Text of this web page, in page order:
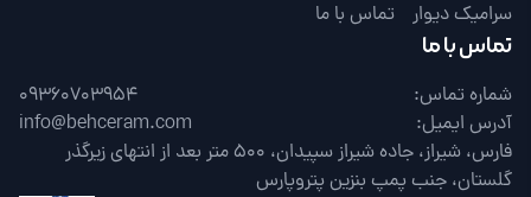
سرامیک دیوار
تماس با ما
تماس با ما
شماره تماس:
09360703954
آدرس ایمیل:
info@behceram.com
فارس، شیراز، جاده شیراز سپیدان، 500 متر بعد از انتهای زیرگذر
گلستان، جنب پمپ بنزین پتروپارس